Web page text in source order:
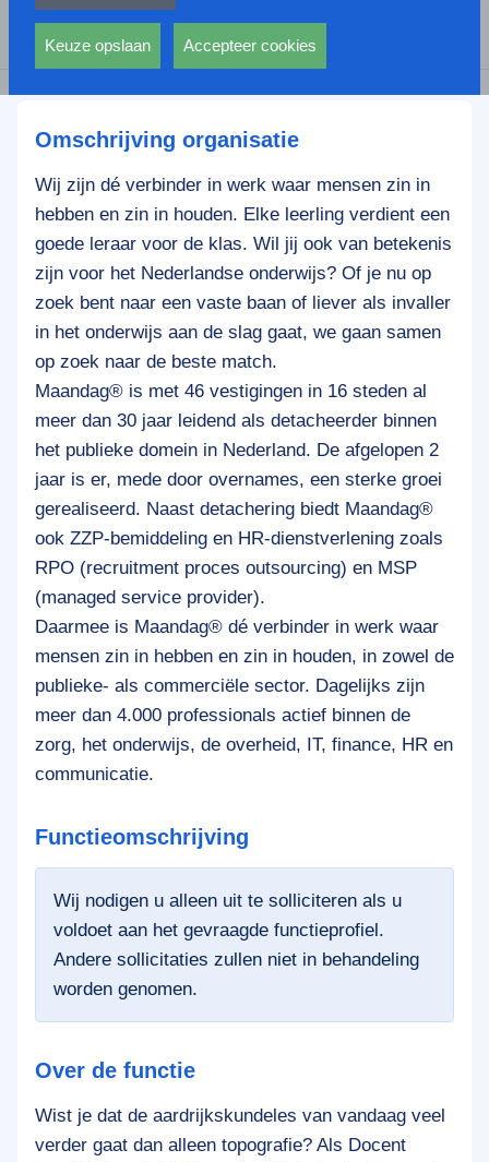
Omschrijving organisatie
Wij zijn dé verbinder in werk waar mensen zin in
hebben en zin in houden. Elke leerling verdient een
goede leraar voor de klas. Wil jij ook van betekenis
zijn voor het Nederlandse onderwijs? Of je nu op
zoek bent naar een vaste baan of liever als invaller
in het onderwijs aan de slag gaat, we gaan samen
op zoek naar de beste match.
Maandag® is met 46 vestigingen in 16 steden al
meer dan 30 jaar leidend als detacheerder binnen
het publieke domein in Nederland. De afgelopen 2
jaar is er, mede door overnames, een sterke groei
gerealiseerd. Naast detachering biedt Maandag®
ook ZZP-bemiddeling en HR-dienstverlening zoals
RPO (recruitment proces outsourcing) en MSP
(managed service provider).
Daarmee is Maandag® dé verbinder in werk waar
mensen zin in hebben en zin in houden, in zowel de
publieke- als commerciële sector. Dagelijks zijn
meer dan 4.000 professionals actief binnen de
zorg, het onderwijs, de overheid, IT, finance, HR en
communicatie.
Functieomschrijving
Wij nodigen u alleen uit te solliciteren als u
voldoet aan het gevraagde functieprofiel.
Andere sollicitaties zullen niet in behandeling
worden genomen.
Over de functie
Wist je dat de aardrijkskundeles van vandaag veel
verder gaat dan alleen topografie? Als Docent
andere wordt voorkomen dat dezelfde advertentie
voortdurend verschijnt.
Keuze opslaan Accepteer cookies